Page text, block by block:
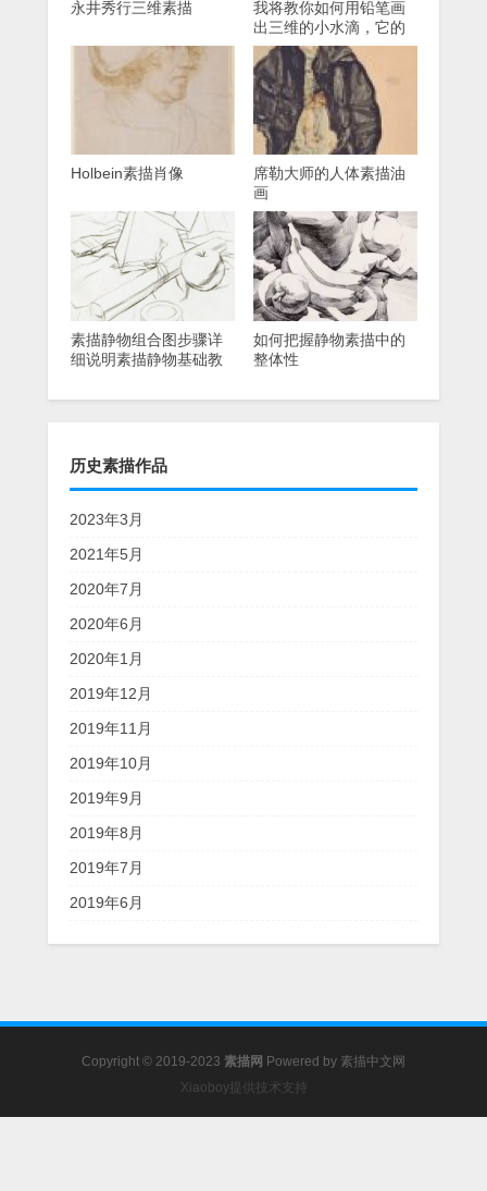
永井秀行三维素描
我将教你如何用铅笔画
出三维的小水滴，它的
纹理清晰逼真。
Holbein素描肖像
席勒大师的人体素描油
画
素描静物组合图步骤详
细说明素描静物基础教
如何把握静物素描中的
整体性
历史素描作品
2023年3月
2021年5月
2020年7月
2020年6月
2020年1月
2019年12月
2019年11月
2019年10月
2019年9月
2019年8月
2019年7月
2019年6月
Copyright © 2019-2023 素描网 Powered by 素描中文网
Xiaoboy提供技术支持